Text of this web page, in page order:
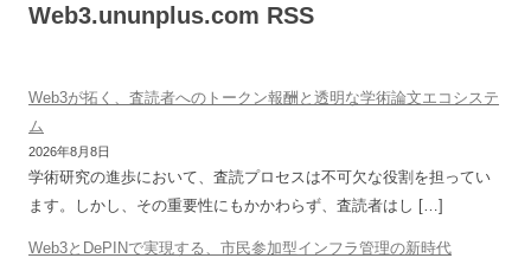
Web3.ununplus.com RSS
Web3が拓く、査読者へのトークン報酬と透明な学術論文エコシステ
ム
2026年8月8日
学術研究の進歩において、査読プロセスは不可欠な役割を担ってい
ます。しかし、その重要性にもかかわらず、査読者はし […]
Web3とDePINで実現する、市民参加型インフラ管理の新時代